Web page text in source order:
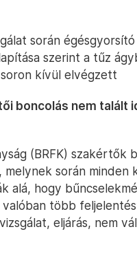
során
szerint a tűz
kívül elvégzett
boncolás nem talált
(BRFK) szakértők
során minden
alá, hogy
több
eljárás, nem